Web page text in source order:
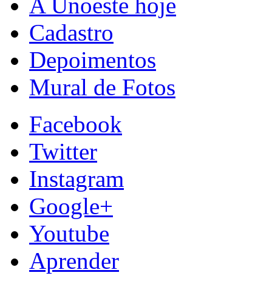
Cadastro
Depoimentos
Mural de Fotos
Facebook
Twitter
Instagram
Google+
Youtube
Aprender